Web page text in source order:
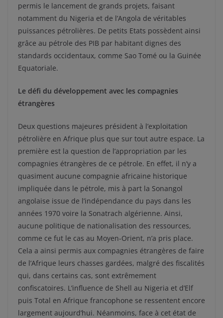
permis le lancement de grands projets, faisant
notamment du Nigeria et de l’Angola de véritables
puissances pétrolières. De petits Etats possèdent ainsi
grâce au pétrole des PIB par habitant dignes des
standards occidentaux, comme Sao Tomé ou la Guinée
Equatoriale.
Le défi du développement avec les compagnies
étrangères
Deux questions majeures président à l’exploitation
pétrolière en Afrique plus que sur tout autre espace. La
première est la question de l’appropriation par les
compagnies étrangères de ce pétrole. En effet, il n’y a
quasiment aucune compagnie africaine historique
impliquée dans le pétrole, mis à part la Sonangol
angolaise issue de l’indépendance du pays dans les
années 1970 voire la Sonatrach algérienne. Ainsi,
aucune politique de nationalisation des ressources,
comme ce fut le cas au Moyen-Orient, n’a pris place.
Cela a ainsi permis aux compagnies étrangères de faire
de l’Afrique leurs chasses gardées, malgré des fiscalités
qui, dans certains cas, sont extrêmement
confiscatoires. L’influence de Shell au Nigeria et d’Elf
puis Total en Afrique francophone se ressentent encore
largement aujourd’hui. Néanmoins, face à cet état de